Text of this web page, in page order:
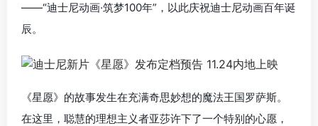
——“迪士尼动画·筑梦100年”，以此庆祝迪士尼动画百年诞
辰。
《星愿》的故事发生在充满奇思妙想的魔法王国罗萨斯。
在这里，聪慧的理想主义者亚莎许下了一个特别的心愿，